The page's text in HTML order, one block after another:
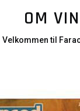
OM
Velkommen til